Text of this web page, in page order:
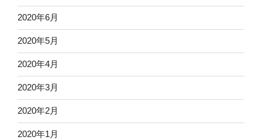
2020年6月
2020年5月
2020年4月
2020年3月
2020年2月
2020年1月